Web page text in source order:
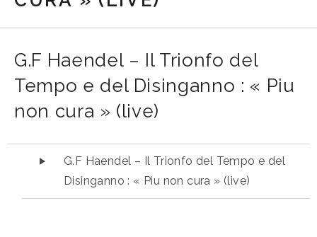
G.F Haendel – Il Trionfo del
Tempo e del Disinganno : « Piu
non cura » (live)
Lecteur audioG.F Haendel – Il Trionfo del Tempo e del
Disinganno : « Piu non cura » (live)